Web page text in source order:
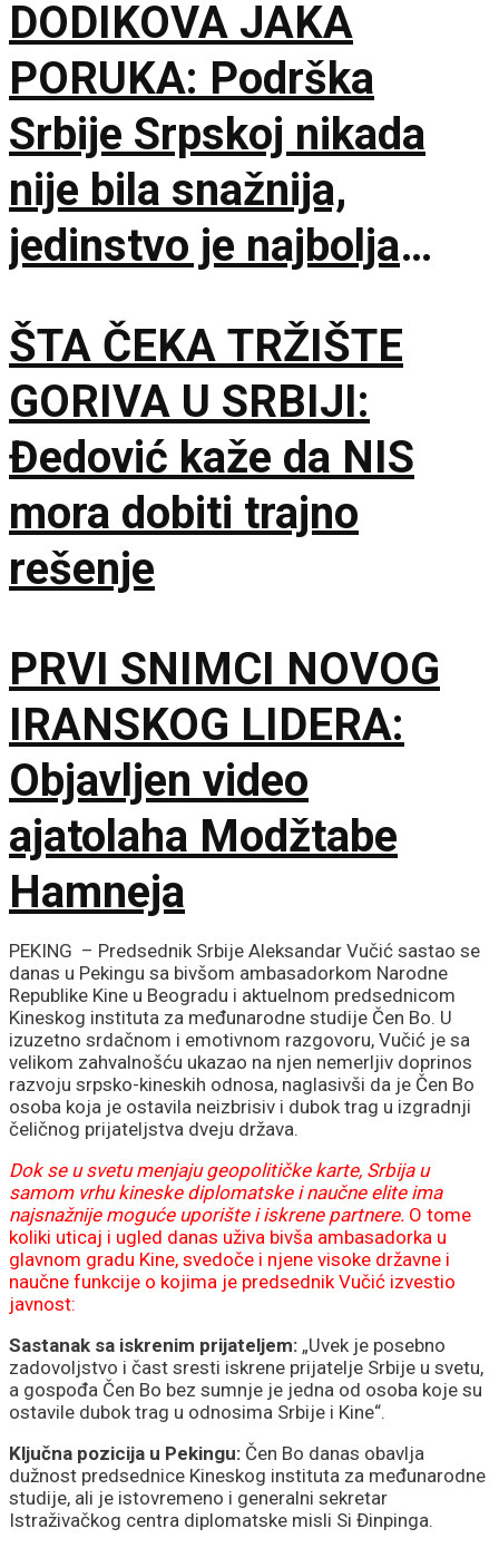
DODIKOVA JAKA
PORUKA: Podrška
Srbije Srpskoj nikada
nije bila snažnija,
jedinstvo je najbolja
ŠTA ČEKA TRŽIŠTE
GORIVA U SRBIJI:
Đedović kaže da NIS
mora dobiti trajno
rešenje
PRVI SNIMCI NOVOG
IRANSKOG LIDERA:
Objavljen video
ajatolaha Modžtabe
Hamneja
PEKING – Predsednik Srbije Aleksandar Vučić sastao se
danas u Pekingu sa bivšom ambasadorkom Narodne
Republike Kine u Beogradu i aktuelnom predsednicom
Kineskog instituta za međunarodne studije Čen Bo. U
izuzetno srdačnom i emotivnom razgovoru, Vučić je sa
velikom zahvalnošću ukazao na njen nemerljiv doprinos
razvoju srpsko-kineskih odnosa, naglasivši da je Čen Bo
osoba koja je ostavila neizbrisiv i dubok trag u izgradnji
čeličnog prijateljstva dveju država.
Dok se u svetu menjaju geopolitičke karte, Srbija u
samom vrhu kineske diplomatske i naučne elite ima
najsnažnije moguće uporište i iskrene partnere. O tome
koliki uticaj i ugled danas uživa bivša ambasadorka u
glavnom gradu Kine, svedoče i njene visoke državne i
naučne funkcije o kojima je predsednik Vučić izvestio
javnost:
Sastanak sa iskrenim prijateljem: „Uvek je posebno
zadovoljstvo i čast sresti iskrene prijatelje Srbije u svetu,
a gospođa Čen Bo bez sumnje je jedna od osoba koje su
ostavile dubok trag u odnosima Srbije i Kine“.
Ključna pozicija u Pekingu: Čen Bo danas obavlja
dužnost predsednice Kineskog instituta za međunarodne
studije, ali je istovremeno i generalni sekretar
Istraživačkog centra diplomatske misli Si Đinpinga.